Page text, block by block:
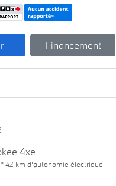
Financement
4xe
42 km d'autonomie électrique